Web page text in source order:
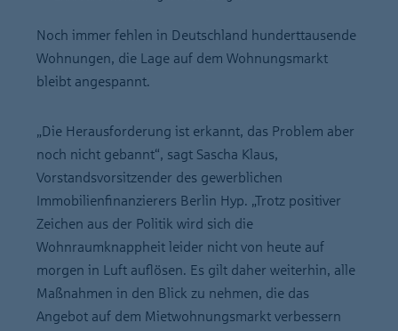
Noch immer fehlen in Deutschland hunderttausende
Wohnungen, die Lage auf dem Wohnungsmarkt
bleibt angespannt.
„Die Herausforderung ist erkannt, das Problem aber
noch nicht gebannt“, sagt Sascha Klaus,
Vorstandsvorsitzender des gewerblichen
Immobilienfinanzierers Berlin Hyp. „Trotz positiver
Zeichen aus der Politik wird sich die
Wohnraumknappheit leider nicht von heute auf
morgen in Luft auflösen. Es gilt daher weiterhin, alle
Maßnahmen in den Blick zu nehmen, die das
Angebot auf dem Mietwohnungsmarkt verbessern